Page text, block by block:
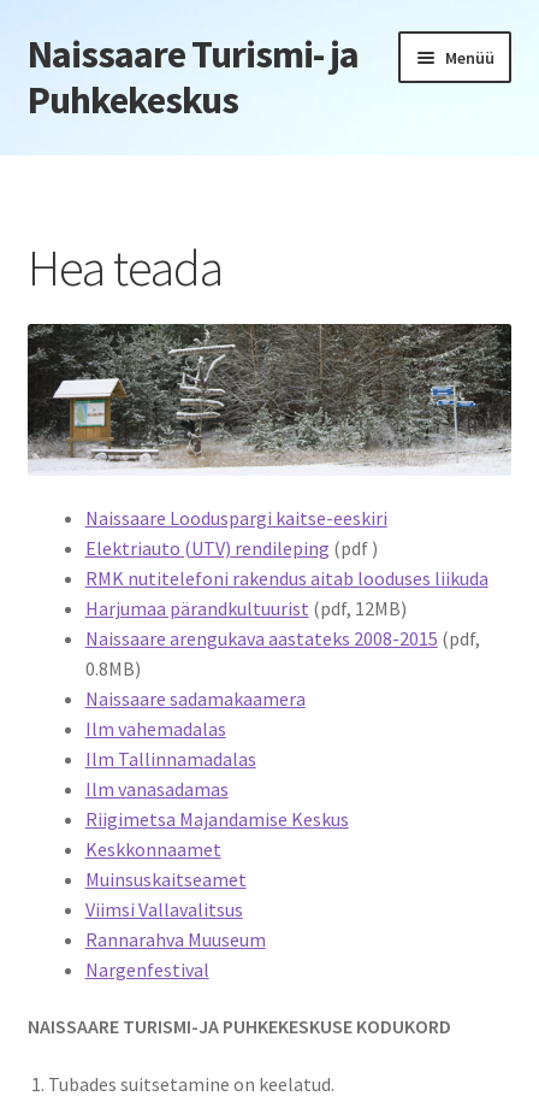
Liigu
navigeerimisele
Liigu
sisu
juurde
Naissaare Turismi- ja
Puhkekeskus
Menüü
Esileht
Jõulupeod
Kliendiüritus
Konverentsid
Õppepäevad
Seminarid
Suvepäevad
Talvepäevad
Ürituste korraldamine
Ajaloost
Galerii
Hea teada
Hea teada
Naissaare Looduspargi kaitse-eeskiri
Elektriauto (UTV) rendileping (pdf )
RMK nutitelefoni rakendus aitab looduses liikuda
Harjumaa pärandkultuurist (pdf, 12MB)
Naissaare arengukava aastateks 2008-2015 (pdf,
0.8MB)
Naissaare sadamakaamera
Ilm vahemadalas
Ilm Tallinnamadalas
Ilm vanasadamas
Riigimetsa Majandamise Keskus
Keskkonnaamet
Muinsuskaitseamet
Viimsi Vallavalitsus
Rannarahva Muuseum
Nargenfestival
NAISSAARE TURISMI-JA PUHKEKESKUSE KODUKORD
1. Tubades suitsetamine on keelatud.